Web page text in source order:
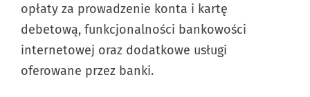
opłaty za prowadzenie konta i kartę
debetową, funkcjonalności bankowości
internetowej oraz dodatkowe usługi
oferowane przez banki.